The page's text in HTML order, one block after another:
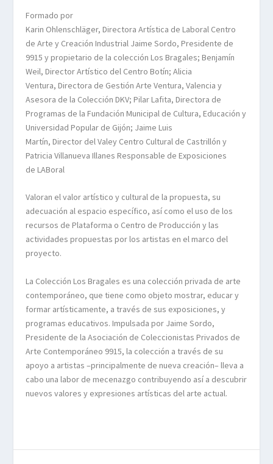
Formado por
Karin Ohlenschläger, Directora Artística de Laboral Centro
de Arte y Creación Industrial Jaime Sordo, Presidente de
9915 y propietario de la colección Los Bragales; Benjamín
Weil, Director Artístico del Centro Botín; Alicia
Ventura, Directora de Gestión Arte Ventura, Valencia y
Asesora de la Colección DKV; Pilar Lafita, Directora de
Programas de la Fundación Municipal de Cultura, Educación y
Universidad Popular de Gijón; Jaime Luis
Martín, Director del Valey Centro Cultural de Castrillón y
Patricia Villanueva Illanes Responsable de Exposiciones
de LABoral
Valoran el valor artístico y cultural de la propuesta, su
adecuación al espacio específico, así como el uso de los
recursos de Plataforma o Centro de Producción y las
actividades propuestas por los artistas en el marco del
proyecto.
La Colección Los Bragales es una colección privada de arte
contemporáneo, que tiene como objeto mostrar, educar y
formar artísticamente, a través de sus exposiciones, y
programas educativos. Impulsada por Jaime Sordo,
Presidente de la Asociación de Coleccionistas Privados de
Arte Contemporáneo 9915, la colección a través de su
apoyo a artistas –principalmente de nueva creación– lleva a
cabo una labor de mecenazgo contribuyendo así a descubrir
nuevos valores y expresiones artísticas del arte actual.